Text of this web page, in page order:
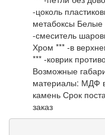
-цоколь
метабоксы Белые
-смеситель
Хром *** -в
*** -коврик
Возможные
материалы: МДФ
камень Срок
заказ